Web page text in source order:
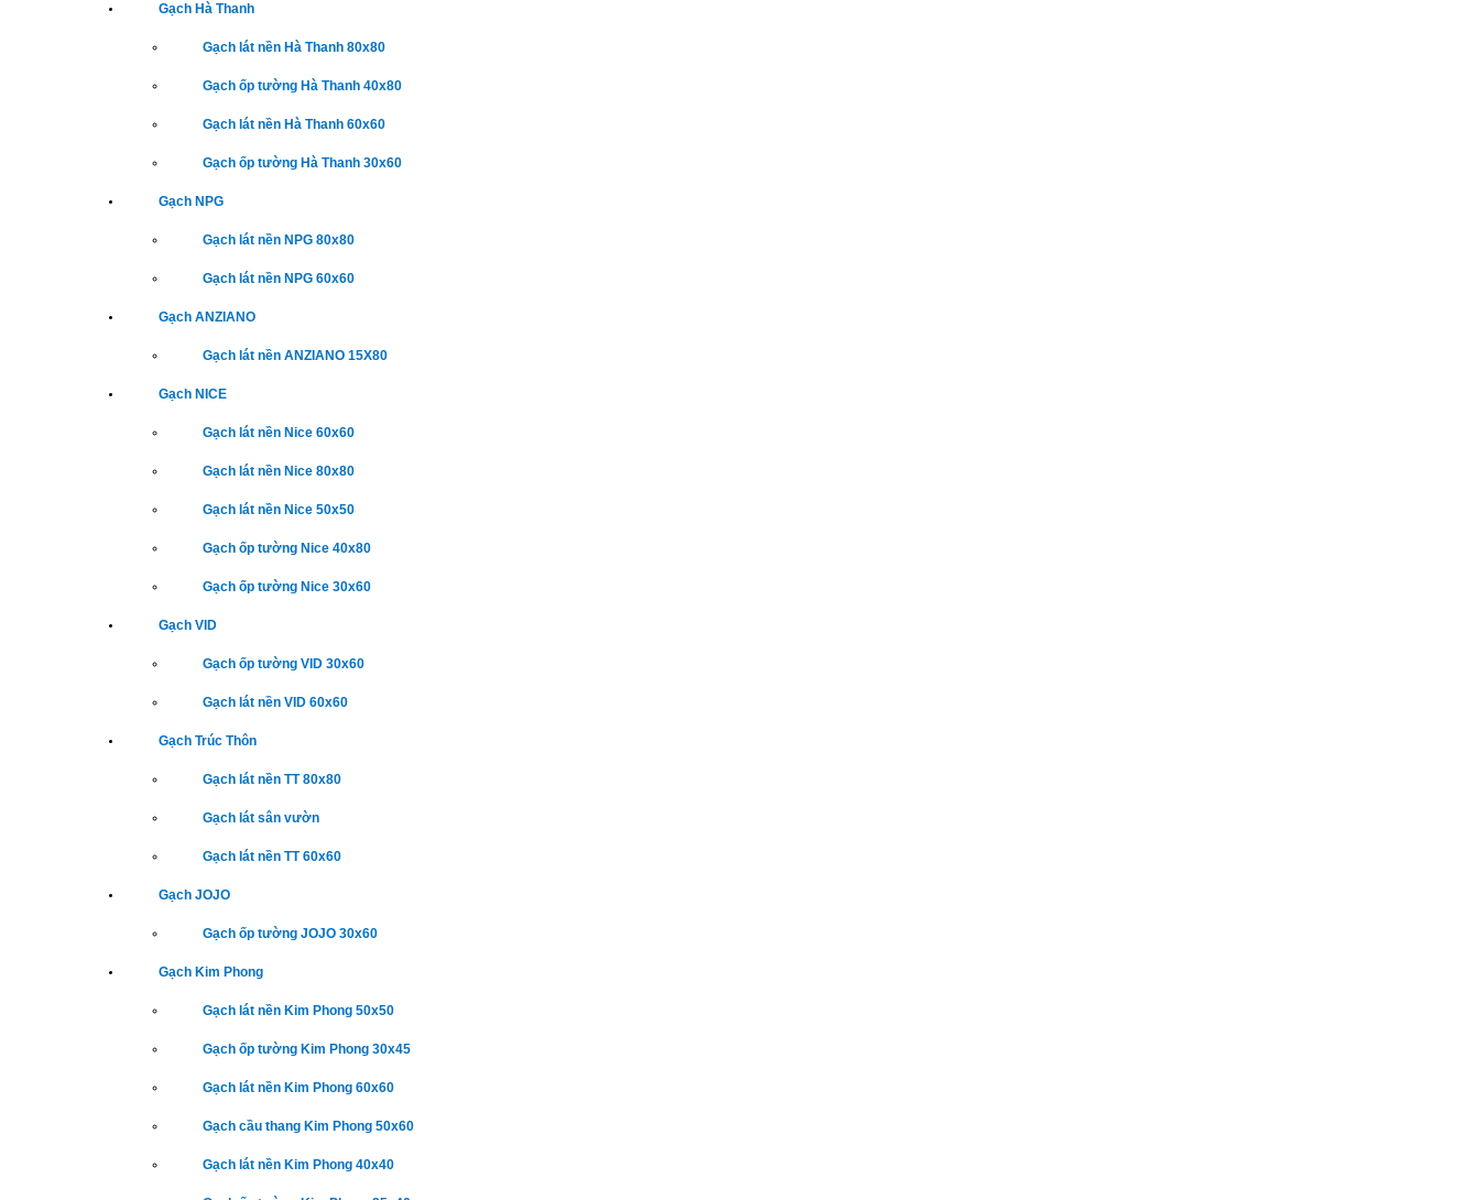
Gạch Hà Thanh
Gạch lát nền Hà Thanh 80x80
Gạch ốp tường Hà Thanh 40x80
Gạch lát nền Hà Thanh 60x60
Gạch ốp tường Hà Thanh 30x60
Gạch NPG
Gạch lát nền NPG 80x80
Gạch lát nền NPG 60x60
Gạch ANZIANO
Gạch lát nền ANZIANO 15X80
Gạch NICE
Gạch lát nền Nice 60x60
Gạch lát nền Nice 80x80
Gạch lát nền Nice 50x50
Gạch ốp tường Nice 40x80
Gạch ốp tường Nice 30x60
Gạch VID
Gạch ốp tường VID 30x60
Gạch lát nền VID 60x60
Gạch Trúc Thôn
Gạch lát nền TT 80x80
Gạch lát sân vườn
Gạch lát nền TT 60x60
Gạch JOJO
Gạch ốp tường JOJO 30x60
Gạch Kim Phong
Gạch lát nền Kim Phong 50x50
Gạch ốp tường Kim Phong 30x45
Gạch lát nền Kim Phong 60x60
Gạch cầu thang Kim Phong 50x60
Gạch lát nền Kim Phong 40x40